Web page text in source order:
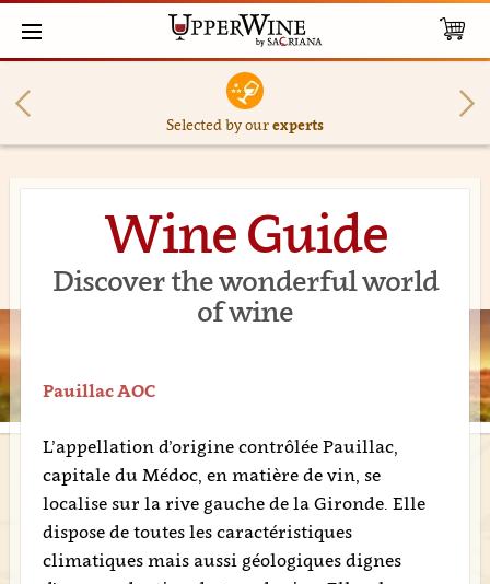
Selected by ourexperts
Wine Guide
Discover the wonderful world
of wine
Pauillac AOC
L’appellation d’origine contrôlée Pauillac,
capitale du Médoc, en matière de vin, se
localise sur la rive gauche de la Gironde. Elle
dispose de toutes les caractéristiques
climatiques mais aussi géologiques dignes